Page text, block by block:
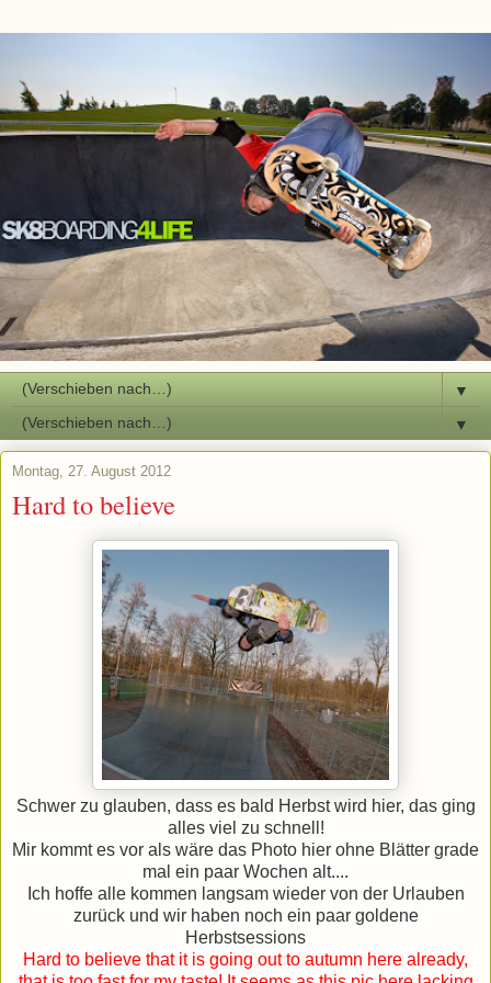
▼
▼
Montag, 27. August 2012
Hard to believe
Schwer zu glauben, dass es bald Herbst wird hier, das ging
alles viel zu schnell!
Mir kommt es vor als wäre das Photo hier ohne Blätter grade
mal ein paar Wochen alt....
Ich hoffe alle kommen langsam wieder von der Urlauben
zurück und wir haben noch ein paar goldene
Herbstsessions
Hard to believe that it is going out to autumn here already,